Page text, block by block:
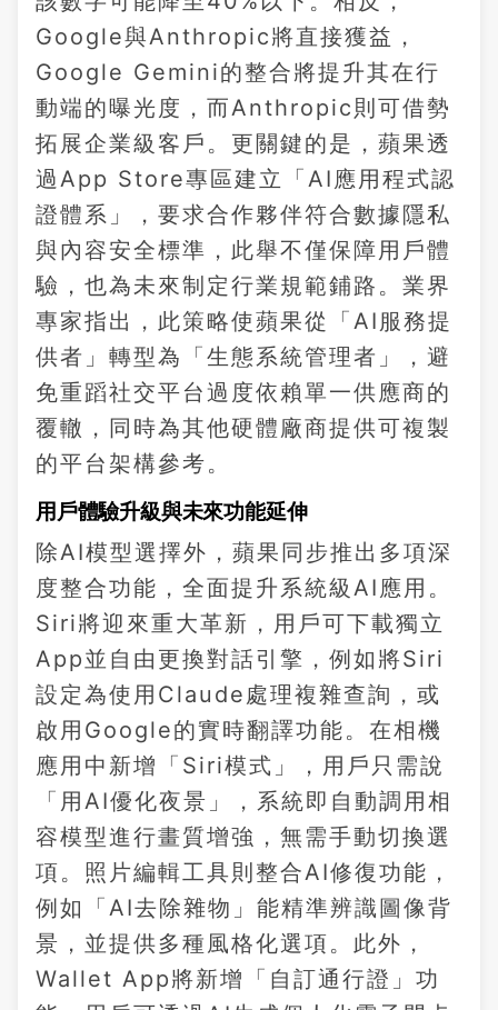
Google與Anthropic將直接獲益，
Google Gemini的整合將提升其在行
動端的曝光度，而Anthropic則可借勢
拓展企業級客戶。更關鍵的是，蘋果透
過App Store專區建立「AI應用程式認
證體系」，要求合作夥伴符合數據隱私
與內容安全標準，此舉不僅保障用戶體
驗，也為未來制定行業規範鋪路。業界
專家指出，此策略使蘋果從「AI服務提
供者」轉型為「生態系統管理者」，避
免重蹈社交平台過度依賴單一供應商的
覆轍，同時為其他硬體廠商提供可複製
的平台架構參考。
用戶體驗升級與未來功能延伸
除AI模型選擇外，蘋果同步推出多項深
度整合功能，全面提升系統級AI應用。
Siri將迎來重大革新，用戶可下載獨立
App並自由更換對話引擎，例如將Siri
設定為使用Claude處理複雜查詢，或
啟用Google的實時翻譯功能。在相機
應用中新增「Siri模式」，用戶只需說
「用AI優化夜景」，系統即自動調用相
容模型進行畫質增強，無需手動切換選
項。照片編輯工具則整合AI修復功能，
例如「AI去除雜物」能精準辨識圖像背
景，並提供多種風格化選項。此外，
Wallet App將新增「自訂通行證」功